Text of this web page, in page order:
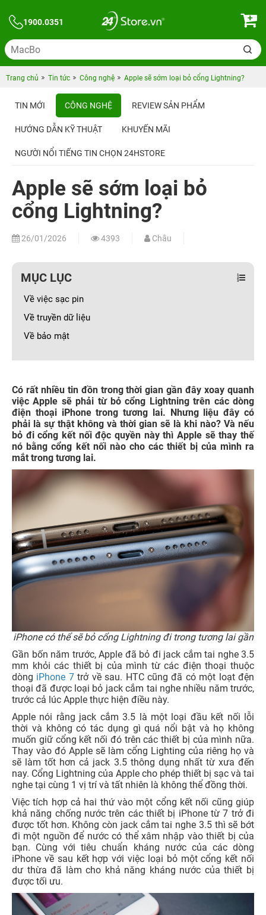
1900.0351
Trang chủ Tin tức Công nghệ Apple sẽ sớm loại bỏ cổng Lightning?
TIN MỚI CÔNG NGHỆ REVIEW SẢN PHẨM
HƯỚNG DẪN KỸ THUẬT KHUYẾN MÃI
NGƯỜI NỔI TIẾNG TIN CHỌN 24HSTORE
Apple sẽ sớm loại bỏ
cổng Lightning?
26/01/2026 4393 Châu
MỤC LỤC
Về việc sạc pin
Về truyền dữ liệu
Về bảo mật
Có rất nhiều tin đồn trong thời gian gần đây xoay quanh
việc Apple sẽ phải từ bỏ cổng Lightning trên các dòng
điện thoại iPhone trong tương lai. Nhưng liệu đây có
phải là sự thật không và thời gian sẽ là khi nào? Và nếu
bỏ đi cổng kết nối độc quyền này thì Apple sẽ thay thế
nó bằng cổng kết nối nào cho các thiết bị của mình ra
mắt trong tương lai.
iPhone có thể sẽ bỏ cổng Lightning đi trong tương lai gần
Gần bốn năm trước, Apple đã bỏ đi jack cắm tai nghe 3.5
mm khỏi các thiết bị của mình từ các điện thoại thuộc
dòng iPhone 7trở về sau. HTC cũng đã có một loạt đện
thoại đã được loại bỏ jack cắm tai nghe nhiều năm trước,
trước cả lúc Apple thực hiện điều này.
Apple nói rằng jack cắm 3.5 là một loại đầu kết nối lỗi
thời và không có tác dụng gì quá nổi bật và họ không
muốn giữ cổng kết nối đó trên các thiết bị của mình nữa.
Thay vào đó Apple sẽ làm cổng Lighting của riêng họ và
sẽ làm tốt hơn cả jack 3.5 thông dụng nhất từ xưa đến
nay. Cổng Lightning của Apple cho phép thiết bị sạc và tai
nghe tại cùng 1 vị trí và tất nhiên là không thể đồng thời.
Việc tích hợp cả hai thứ vào một cổng kết nối cũng giúp
khả năng chống nước trên các thiết bị iPhone từ 7 trở đi
được tốt hơn. Không còn jack cắm tai nghe 3.5 thì sẽ bớt
đi một nguồn để nước có thể xâm nhập vào thiết bị của
bạn. Cùng với tiêu chuẩn kháng nước của các dòng
iPhone về sau kết hợp với việc loại bỏ một cổng kết nối
dư thừa đã làm cho khả năng kháng nước của thiết bị
được tối ưu.